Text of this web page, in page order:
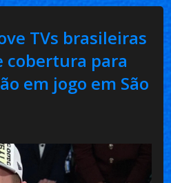
TVs brasileiras
cobertura para
em jogo em São